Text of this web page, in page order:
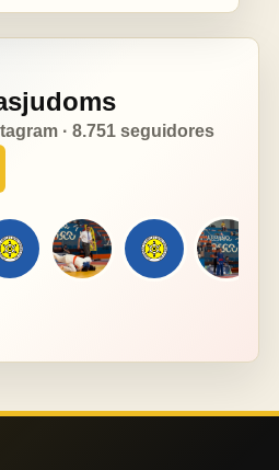
· 8.751 seguidores